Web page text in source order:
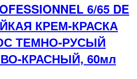
6/65 DE
КРЕМ-КРАСКА
ТЕМНО-РУСЫЙ
КРАСНЫЙ, 60мл